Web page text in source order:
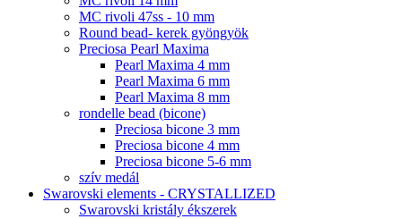
MC rivoli 47ss - 10 mm
Round bead- kerek gyöngyök
Preciosa Pearl Maxima
Pearl Maxima 4 mm
Pearl Maxima 6 mm
Pearl Maxima 8 mm
rondelle bead (bicone)
Preciosa bicone 3 mm
Preciosa bicone 4 mm
Preciosa bicone 5-6 mm
szív medál
Swarovski elements - CRYSTALLIZED
Swarovski kristály ékszerek